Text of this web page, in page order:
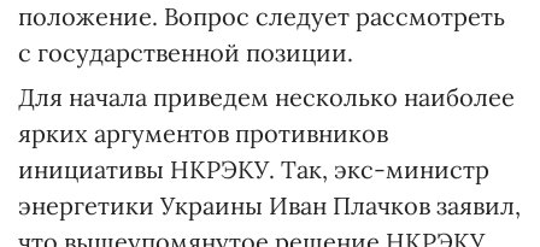
положение. Вопрос следует рассмотреть
с государственной позиции.
Для начала приведем несколько наиболее
ярких аргументов противников
инициативы НКРЭКУ. Так, экс-министр
энергетики Украины Иван Плачков заявил,